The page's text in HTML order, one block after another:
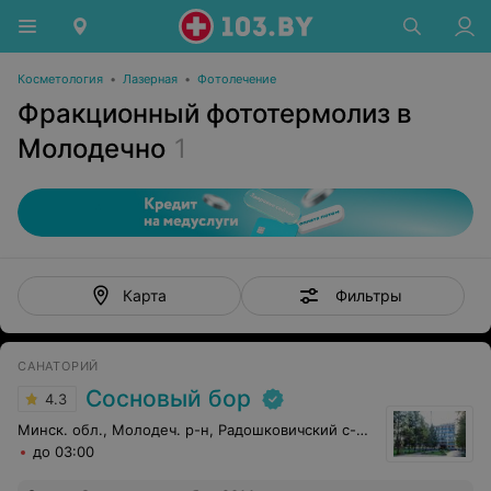
Косметология • Лазерная • Фотолечение
Фракционный фототермолиз в
Молодечно 1
Карта Фильтры
САНАТОРИЙ
4.3 Сосновый бор
Минск. обл., Молодеч. р-н, Радошковичский c-с, 1
до 03:00